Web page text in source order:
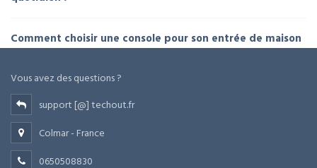
Comment choisir une console pour son entrée de maison
Vous avez des questions ?
support [@] techout.fr
Colmar - France
0650508830